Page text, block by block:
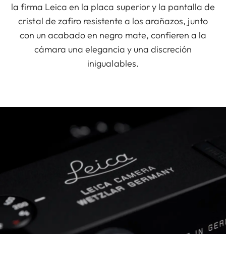
la firma Leica en la placa superior y la pantalla de
cristal de zafiro resistente a los arañazos, junto
con un acabado en negro mate, confieren a la
cámara una elegancia y una discreción
inigualables.